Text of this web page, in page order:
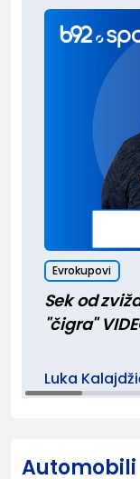
Evrokupovi
Sek od
"čigra"
Luka
Automobili